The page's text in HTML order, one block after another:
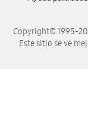
Copyright© 1995-
Este sitio se ve